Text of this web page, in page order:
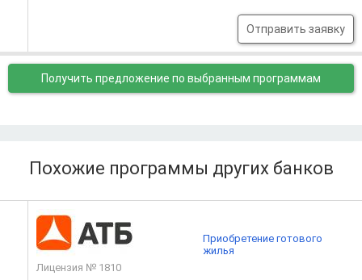
Отправить заявку
Получить предложение по выбранным программам
Похожие программы других банков
Лицензия № 1810
Приобретение готового
жилья